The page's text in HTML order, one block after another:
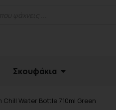
Σκουφάκια
Chill Water Bottle 710ml Green